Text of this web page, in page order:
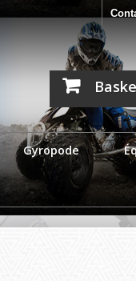
Gyropode